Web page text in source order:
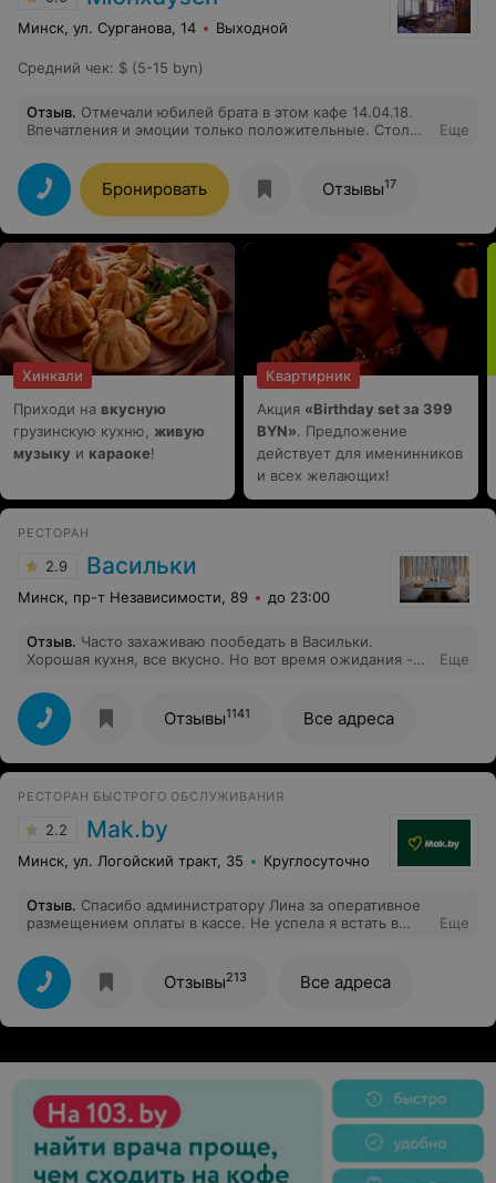
Минск, ул. Сурганова, 14 Выходной
Средний чек: $ (5-15 byn)
Отзыв. Отмечали юбилей брата в этом кафе 14.04.18.
Впечатления и эмоции только положительные. Стол
какое было, по-домашнему и видимо приготовлено с
душой) Хотим выразить огромное спасибо
обслуживающему персоналу, особенно Надежде,
приветливая девушка. Однозначно рекомендую это
кафе, где вас хорошо встретят и вкусно накормят!)
Еще
Бронировать Отзывы17
Хинкали
Приходи на вкусную
грузинскую кухню, живую
музыку и караоке!
Квартирник
Акция «Birthday set за 399
BYN». Предложение
действует для именинников
и всех желающих!
РЕСТОРАН
2.9 Васильки
Минск, пр-т Независимости, 89 до 23:00
Отзыв. Часто захаживаю пообедать в Васильки.
Хорошая кухня, все вкусно. Но вот время ожидания -
за более чем 40 минут так и не дождался горячего.
Пришлось уйти голодным, потому что время
поджимало.
Еще
Отзывы1141 Все адреса
РЕСТОРАН БЫСТРОГО ОБСЛУЖИВАНИЯ
2.2 Mak.by
Минск, ул. Логойский тракт, 35 Круглосуточно
Отзыв. Спасибо администратору Лина за оперативное
размещением оплаты в кассе. Не успела я встать в
потом специально для меня открыли кассу для оплаты
заказа. Заказ принесли довольно быстро. Но в целом
МакДональдс начал соответствовать названию
ресторана
Еще
Отзывы213 Все адреса